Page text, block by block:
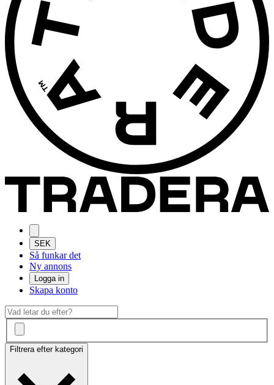
SEK
Så funkar det
Ny annons
Logga in
Skapa konto
Filtrera efter kategori